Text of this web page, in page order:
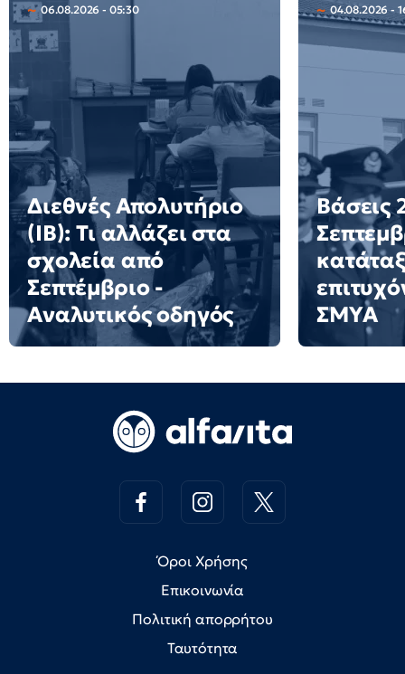
06.08.2026 - 05:30
Διεθνές Απολυτήριο
(IB): Τι αλλάζει στα
σχολεία από
Σεπτέμβριο -
Αναλυτικός οδηγός
04.08.2026 -
Βάσεις
ΣΜΥΑ
Όροι Χρήσης
Επικοινωνία
Πολιτική απορρήτου
Ταυτότητα